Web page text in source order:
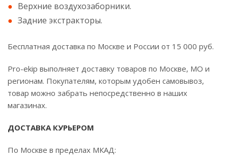
Верхние воздухозаборники.
Задние экстракторы.
Бесплатная доставка по Москве и России от 15 000 руб.
Pro-ekip выполняет доставку товаров по Москве, МО и
регионам. Покупателям, которым удобен самовывоз,
товар можно забрать непосредственно в наших
магазинах.
ДОСТАВКА КУРЬЕРОМ
По Москве в пределах МКАД: